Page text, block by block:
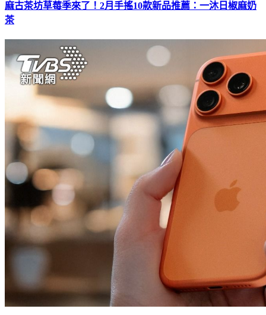
麻古茶坊草莓季來了！2月手搖10款新品推薦：一沐日椒麻奶
茶